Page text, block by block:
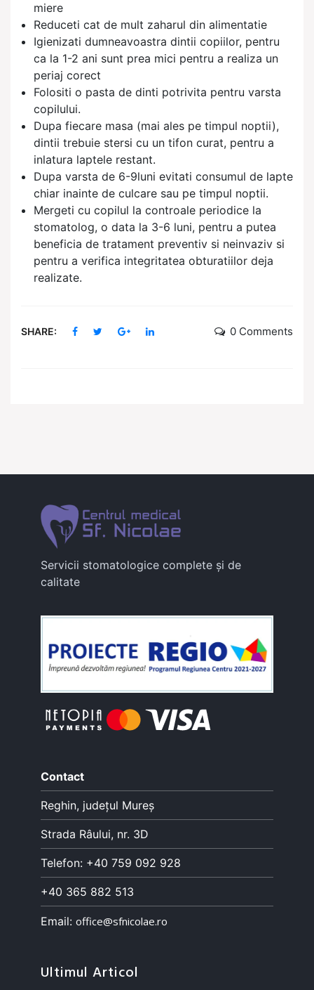
miere
Reduceti cat de mult zaharul din alimentatie
Igienizati dumneavoastra dintii copiilor, pentru
ca la 1-2 ani sunt prea mici pentru a realiza un
periaj corect
Folositi o pasta de dinti potrivita pentru varsta
copilului.
Dupa fiecare masa (mai ales pe timpul noptii),
dintii trebuie stersi cu un tifon curat, pentru a
inlatura laptele restant.
Dupa varsta de 6-9luni evitati consumul de lapte
chiar inainte de culcare sau pe timpul noptii.
Mergeti cu copilul la controale periodice la
stomatolog, o data la 3-6 luni, pentru a putea
beneficia de tratament preventiv si neinvaziv si
pentru a verifica integritatea obturatiilor deja
realizate.
SHARE: 0 Comments
Servicii stomatologice complete și de
calitate
Contact
Reghin, județul Mureș
Strada Râului, nr. 3D
Telefon: +40 759 092 928
+40 365 882 513
Email: office@sfnicolae.ro
Ultimul Articol